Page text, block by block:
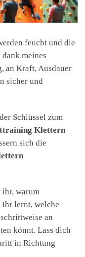
feucht und die
meines
an Kraft, Ausdauer
sicher und
Schlüssel zum
Klettern
sich die
warum
lernt, welche
an
könnt. Lass dich
in Richtung